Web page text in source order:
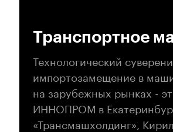
Транспортное
Технологический
импортозамещение в
на зарубежных рынках -
ИННОПРОМ в
«Трансмашхолдинг»,